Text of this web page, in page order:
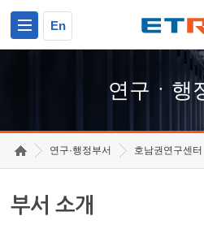
En
연구ㆍ행
연구·행정부서 호남권연구센터
부서 소개